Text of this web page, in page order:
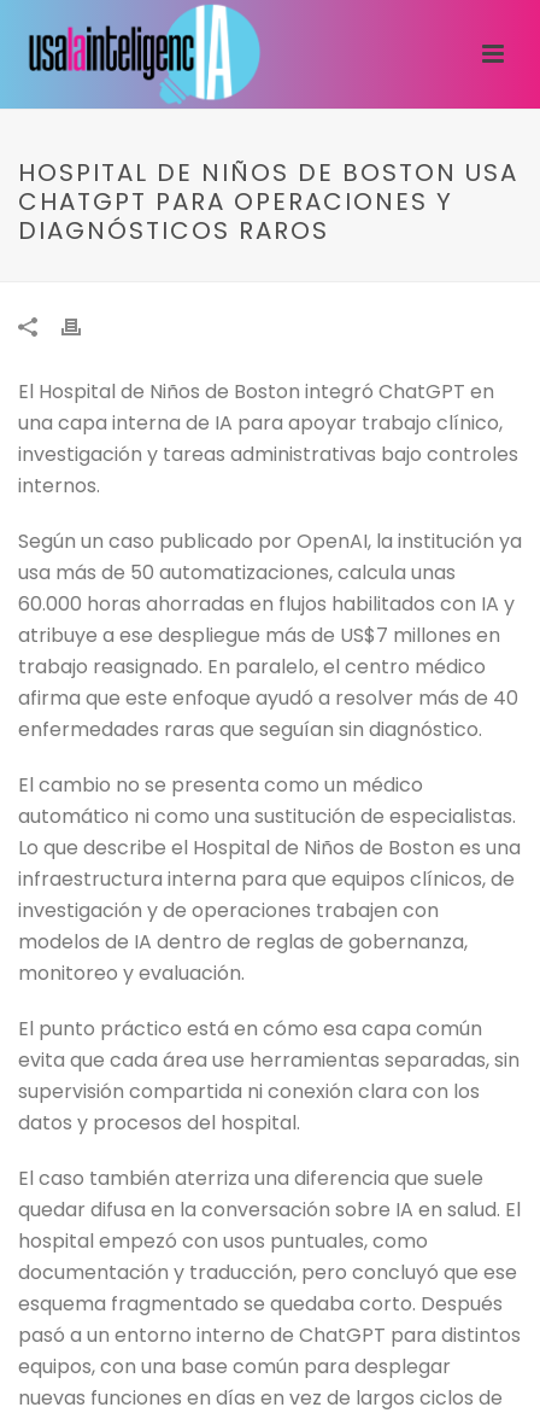
HOSPITAL DE NIÑOS DE BOSTON USA
CHATGPT PARA OPERACIONES Y
DIAGNÓSTICOS RAROS
El Hospital de Niños de Boston integró ChatGPT en
una capa interna de IA para apoyar trabajo clínico,
investigación y tareas administrativas bajo controles
internos.
Según un caso publicado por OpenAI, la institución ya
usa más de 50 automatizaciones, calcula unas
60.000 horas ahorradas en flujos habilitados con IA y
atribuye a ese despliegue más de US$7 millones en
trabajo reasignado. En paralelo, el centro médico
afirma que este enfoque ayudó a resolver más de 40
enfermedades raras que seguían sin diagnóstico.
El cambio no se presenta como un médico
automático ni como una sustitución de especialistas.
Lo que describe el Hospital de Niños de Boston es una
infraestructura interna para que equipos clínicos, de
investigación y de operaciones trabajen con
modelos de IA dentro de reglas de gobernanza,
monitoreo y evaluación.
El punto práctico está en cómo esa capa común
evita que cada área use herramientas separadas, sin
supervisión compartida ni conexión clara con los
datos y procesos del hospital.
El caso también aterriza una diferencia que suele
quedar difusa en la conversación sobre IA en salud. El
hospital empezó con usos puntuales, como
documentación y traducción, pero concluyó que ese
esquema fragmentado se quedaba corto. Después
pasó a un entorno interno de ChatGPT para distintos
equipos, con una base común para desplegar
nuevas funciones en días en vez de largos ciclos de